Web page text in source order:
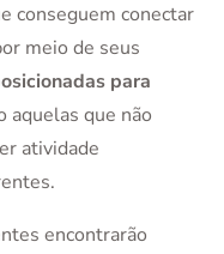
conseguem conectar
meio de seus
para
aquelas que não
atividade
encontrarão